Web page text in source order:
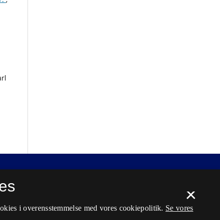
×
i overensstemmelse med vores cookiepolitik. Se vores